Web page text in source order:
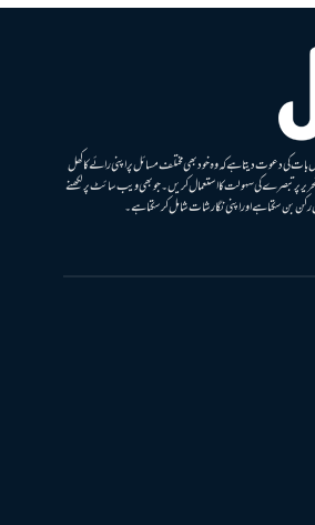
بات کی دعوت دیتا ہے کہ وہ خود بھی مختلف مسائل پر اپنی رائے کا کھل
پر تبصرے کی سہولت کا استعمال کریں۔ جو بھی ویب سائٹ پر لکھنے
رکن بن سکتا ہے اور اپنی نگارشات شامل کرسکتا ہے۔